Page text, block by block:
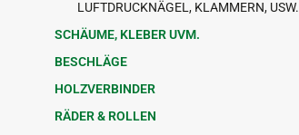
LUFTDRUCKNÄGEL, KLAMMERN, USW.
SCHÄUME, KLEBER UVM.
BESCHLÄGE
HOLZVERBINDER
RÄDER & ROLLEN